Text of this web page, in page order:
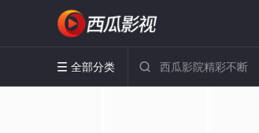
 全部分类 